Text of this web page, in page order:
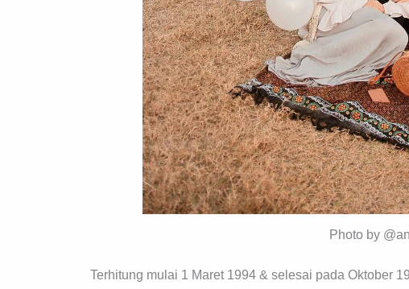
Photo by
Terhitung mulai 1 Maret 1994 & selesai pada Oktober